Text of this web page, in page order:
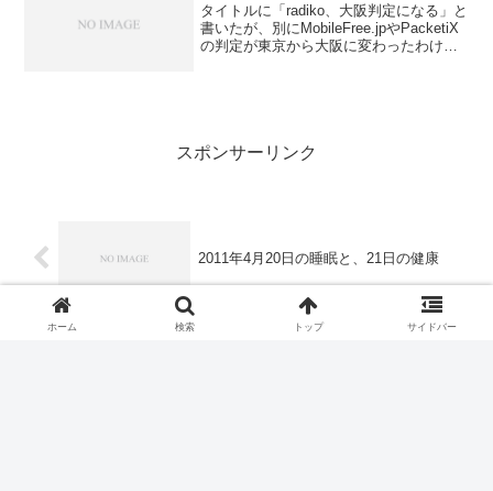
タイトルに「radiko、大阪判定になる」と
書いたが、別にMobileFree.jpやPacketiX
の判定が東京から大阪に変わったわけで
スポンサーリンク
2011年4月20日の睡眠と、21日の健康
ホーム 検索 トップ サイドバー